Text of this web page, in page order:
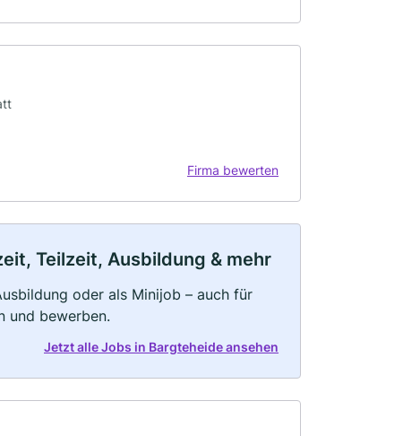
Firma bewerten
Teilzeit, Ausbildung & mehr
oder als Minijob – auch für
und bewerben.
Jetzt alle Jobs in Bargteheide ansehen